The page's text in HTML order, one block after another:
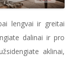
lengvai ir greitai
dalinai ir pro
aklinai,